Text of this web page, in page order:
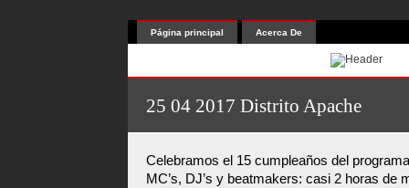
Página principal Acerca De
25 04 2017 Distrito Apache
Celebramos el 15 cumpleaños del
MC’s, DJ’s y beatmakers: casi 2 horas de